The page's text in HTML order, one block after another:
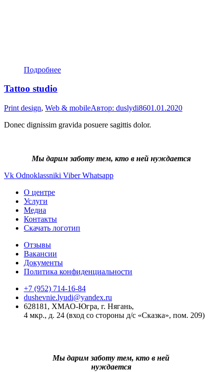
Подробнее
Tattoo studio
Print design, Web & mobileАвтор: duslydi8601.01.2020
Donec dignissim gravida posuere sagittis dolor.
Мы дарим заботу тем, кто в ней нуждается
Vk Odnoklassniki Viber Whatsapp
О центре
Услуги
Медиа
Контакты
Скачать логотип
Отзывы
Вакансии
Документы
Политика конфиденциальности
+7 (952) 714-16-84
dushevnie.lyudi@yandex.ru
628181, ХМАО-Югра, г. Нягань,
4 мкр., д. 24 (вход со стороны д/с «Сказка», пом. 209)
Мы дарим заботу тем, кто в ней
нуждается